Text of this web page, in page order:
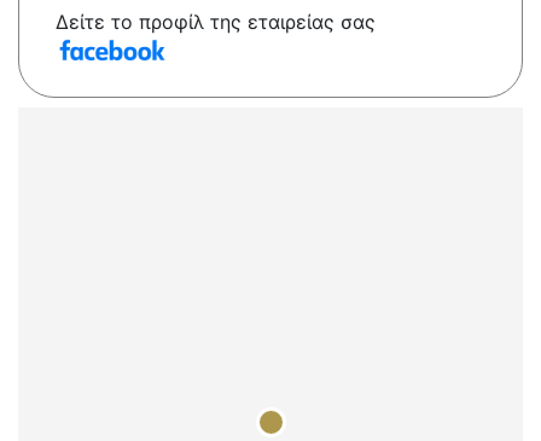
Δείτε το προφίλ της εταιρείας σας